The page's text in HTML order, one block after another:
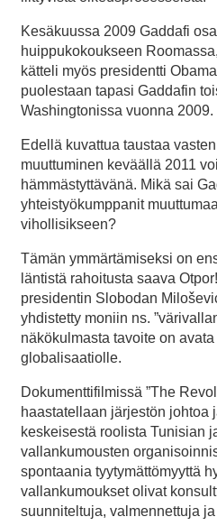
Kesäkuussa 2009 Gaddafi
huippukokoukseen
kätteli myös presidentti
puolestaan tapasi Gaddafin
Washingtonissa vuonna 2009.
Edellä kuvattua taustaa
muuttuminen keväällä 2011
hämmästyttävänä. Mikä sai
yhteistyökumppanit
vihollisikseen?
Tämän ymmärtämiseksi on
läntistä rahoitusta saava
presidentin Slobodan
yhdistetty moniin ns.
näkökulmasta tavoite on
globalisaatiolle.
Dokumenttifilmissä ”The
haastatellaan järjestön johtoa
keskeisestä roolista Tunisian
vallankumousten
spontaania tyytymättömyyttä
vallankumoukset olivat
suunniteltuja, valmennettuja